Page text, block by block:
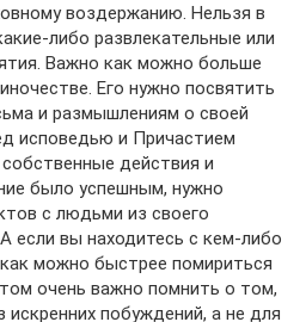
воздержанию. Нельзя в
либо развлекательные или
Важно как можно больше
Его нужно посвятить
и размышлениям о своей
исповедью и Причастием
действия и
было успешным, нужно
с людьми из своего
если вы находитесь с кем-либо
можно быстрее помириться
очень важно помнить о том,
побуждений, а не для